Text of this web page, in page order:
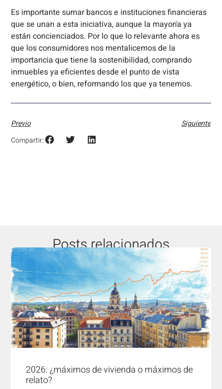
Es importante sumar bancos e instituciones financieras
que se unan a esta iniciativa, aunque la mayoría ya
están concienciados. Por lo que lo relevante ahora es
que los consumidores nos mentalicemos de la
importancia que tiene la sostenibilidad, comprando
inmuebles ya eficientes desde el punto de vista
energético, o bien, reformando los que ya tenemos.
Previo
Siguiente
Compartir:
Posts relacionados
2026: ¿máximos de vivienda o máximos de
relato?